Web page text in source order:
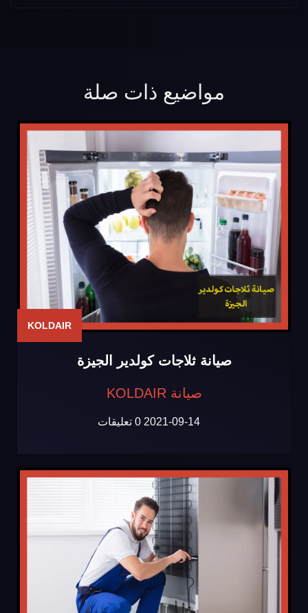
مواضيع ذات صلة
KOLDAIR
صيانة ثلاجات كولدير الجيزة
صيانة KOLDAIR
2021-09-14 0 تعليقات